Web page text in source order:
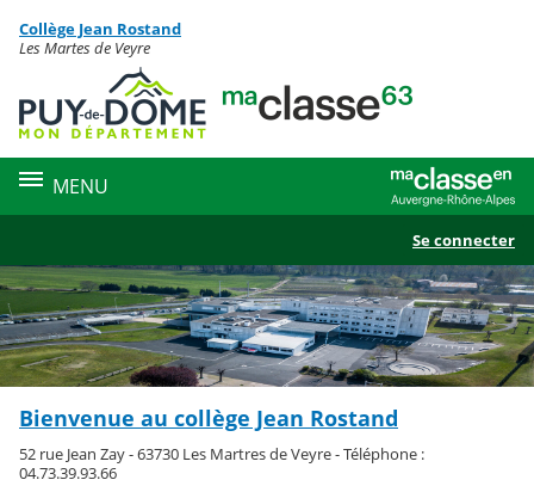
Contenu
Collège Jean Rostand
Les Martes de Veyre
MENU
Se connecter
Bienvenue au collège Jean Rostand
52 rue Jean Zay - 63730 Les Martres de Veyre - Téléphone :
04.73.39.93.66